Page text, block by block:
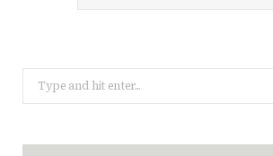
Search
for: